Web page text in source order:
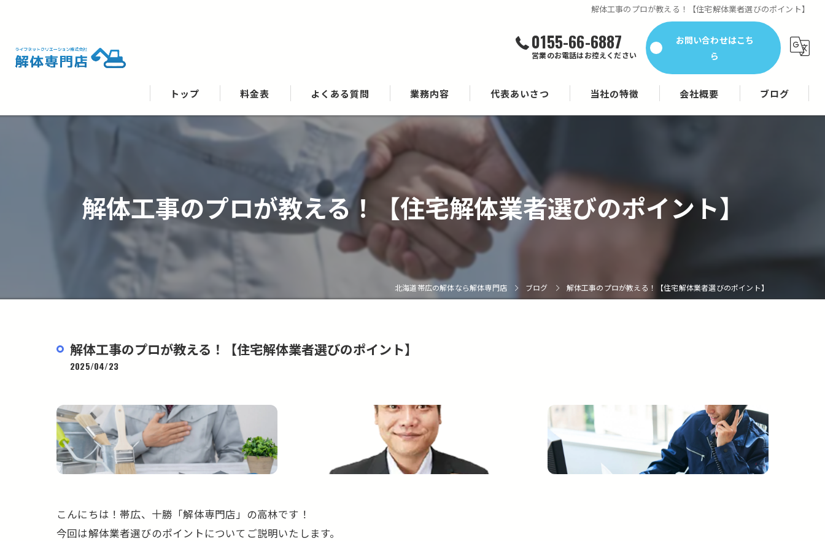
解体工事のプロが教える！【住宅解体業者選びのポイント】
0155-66-6887
営業のお電話はお控えください
お問い合わせはこち
ら
トップ 料金表 よくある質問 業務内容 代表あいさつ 当社の特徴
解体工事
会社概要 ブログ
解体工事のプロが教える！【住宅解体業者選びのポイント】
北海道帯広の解体なら解体専門店 ブログ 解体工事のプロが教える！【住宅解体業者選びのポイント】
解体工事のプロが教える！【住宅解体業者選びのポイント】
2025/04/23
こんにちは！帯広、十勝「解体専門店」の高林です！
今回は解体業者選びのポイントについてご説明いたします。